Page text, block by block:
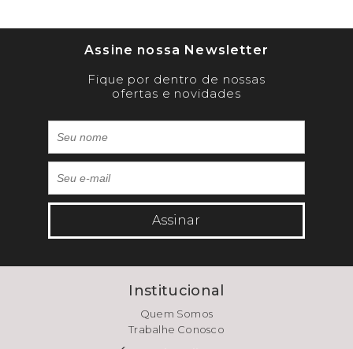
Assine nossa Newsletter
Fique por dentro de nossas
ofertas e novidades
Assinar
Institucional
Quem Somos
Trabalhe Conosco